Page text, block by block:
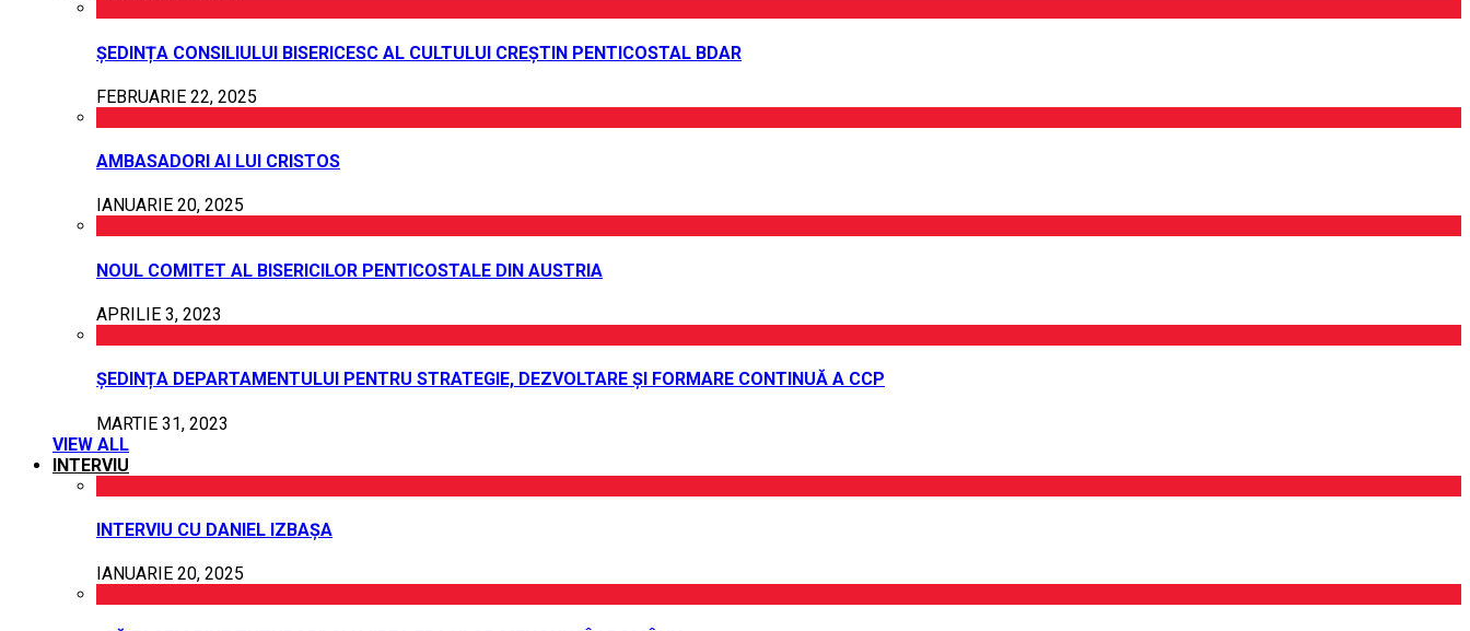
ȘEDINȚA CONSILIULUI BISERICESC AL CULTULUI CREȘTIN PENTICOSTAL BDAR
FEBRUARIE 22, 2025
AMBASADORI AI LUI CRISTOS
IANUARIE 20, 2025
NOUL COMITET AL BISERICILOR PENTICOSTALE DIN AUSTRIA
APRILIE 3, 2023
ȘEDINȚA DEPARTAMENTULUI PENTRU STRATEGIE, DEZVOLTARE ȘI FORMARE CONTINUĂ A CCP
MARTIE 31, 2023
VIEW ALL
INTERVIU
INTERVIU CU DANIEL IZBAȘA
IANUARIE 20, 2025